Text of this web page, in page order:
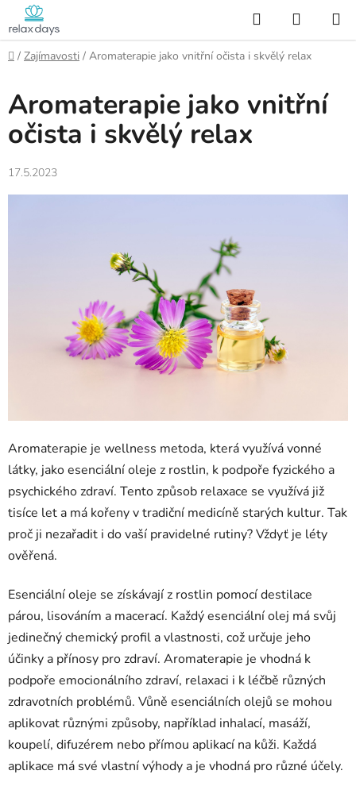
Přejít
na
obsah
Hledat
KOŠÍK
Domů
/ Zajímavosti / Aromaterapie jako vnitřní očista i skvělý relax
Aromaterapie jako vnitřní
očista i skvělý relax
17.5.2023
Aromaterapie je wellness metoda, která využívá vonné
látky, jako esenciální oleje z rostlin, k podpoře fyzického a
psychického zdraví. Tento způsob relaxace se využívá již
tisíce let a má kořeny v tradiční medicíně starých kultur. Tak
proč ji nezařadit i do vaší pravidelné rutiny? Vždyť je léty
ověřená.
Esenciální oleje se získávají z rostlin pomocí destilace
párou, lisováním a macerací. Každý esenciální olej má svůj
jedinečný chemický profil a vlastnosti, což určuje jeho
účinky a přínosy pro zdraví. Aromaterapie je vhodná k
podpoře emocionálního zdraví, relaxaci i k léčbě různých
zdravotních problémů. Vůně esenciálních olejů se mohou
aplikovat různými způsoby, například inhalací, masáží,
koupelí, difuzérem nebo přímou aplikací na kůži. Každá
aplikace má své vlastní výhody a je vhodná pro různé účely.